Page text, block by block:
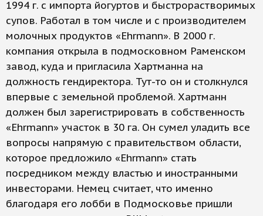
1994 г. с импорта йогуртов и быстрорастворимых
супов. Работал в том числе и с производителем
молочных продуктов «Ehrmann». В 2000 г.
компания открыла в подмосковном Раменском
завод, куда и пригласила Хартманна на
должность гендиректора. Тут-то он и столкнулся
впервые с земельной проблемой. Хартманн
должен был зарегистрировать в собственность
«Ehrmann» участок в 30 га. Он сумел уладить все
вопросы напрямую с правительством области,
которое предложило «Ehrmann» стать
посредником между властью и иностранными
инвесторами. Немец считает, что именно
благодаря его лобби в Подмосковье пришли